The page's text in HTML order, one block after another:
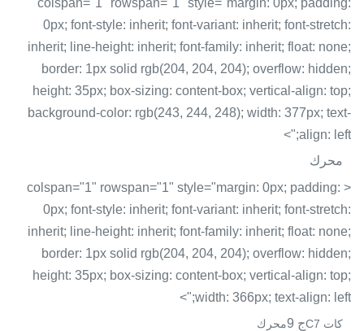
0px; font-style: inherit; font-variant: inherit; font-stretch:
inherit; line-height: inherit; font-family: inherit; float: none;
border: 1px solid rgb(204, 204, 204); overflow: hidden;
height: 35px; box-sizing: content-box; vertical-align: top;
background-color: rgb(243, 244, 248); width: 377px; text-
align: left;">
محرك
< colspan="1" rowspan="1" style="margin: 0px; padding:
0px; font-style: inherit; font-variant: inherit; font-stretch:
inherit; line-height: inherit; font-family: inherit; float: none;
border: 1px solid rgb(204, 204, 204); overflow: hidden;
height: 35px; box-sizing: content-box; vertical-align: top;
width: 366px; text-align: left;">
كات C7 ج 9 محرك